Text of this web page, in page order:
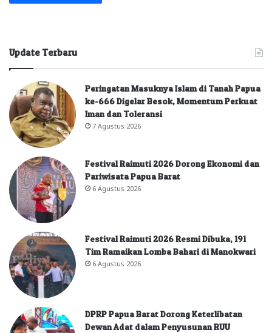
Update Terbaru
Peringatan Masuknya Islam di Tanah Papua
ke-666 Digelar Besok, Momentum Perkuat
Iman dan Toleransi
7 Agustus 2026
Festival Raimuti 2026 Dorong Ekonomi dan
Pariwisata Papua Barat
6 Agustus 2026
Festival Raimuti 2026 Resmi Dibuka, 191
Tim Ramaikan Lomba Bahari di Manokwari
6 Agustus 2026
DPRP Papua Barat Dorong Keterlibatan
Dewan Adat dalam Penyusunan RUU